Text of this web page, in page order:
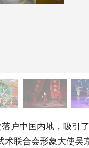
户中国内地，吸引
联合会形象大使吴